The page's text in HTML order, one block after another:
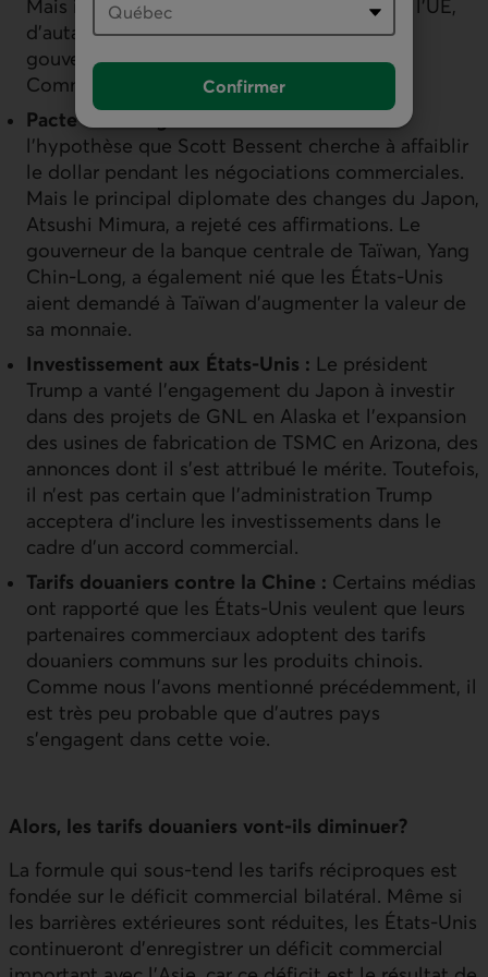
Confirmer
Mais il s’agit d’une question litigieuse dans l’UE,
d’autant plus que la fiscalité relève des
gouvernements nationaux et non de la
Commission européenne.
Pacte de change :
l’hypothèse que Scott Bessent cherche à affaiblir
le dollar pendant les négociations commerciales.
Mais le principal diplomate des changes du Japon,
Atsushi Mimura, a rejeté ces affirmations. Le
gouverneur de la banque centrale de Taïwan, Yang
Chin-Long, a également nié que les États-Unis
aient demandé à Taïwan d’augmenter la valeur de
sa monnaie.
Investissement aux États-Unis : Le président
Trump a vanté l’engagement du Japon à investir
dans des projets de GNL en Alaska et l’expansion
des usines de fabrication de TSMC en Arizona, des
annonces dont il s’est attribué le mérite. Toutefois,
il n’est pas certain que l’administration Trump
acceptera d’inclure les investissements dans le
cadre d’un accord commercial.
Tarifs douaniers contre la Chine : Certains médias
ont rapporté que les États-Unis veulent que leurs
partenaires commerciaux adoptent des tarifs
douaniers communs sur les produits chinois.
Comme nous l’avons mentionné précédemment, il
est très peu probable que d’autres pays
s’engagent dans cette voie.
Alors, les tarifs douaniers vont-ils diminuer?
La formule qui sous-tend les tarifs réciproques est
fondée sur le déficit commercial bilatéral. Même si
les barrières extérieures sont réduites, les États-Unis
continueront d’enregistrer un déficit commercial